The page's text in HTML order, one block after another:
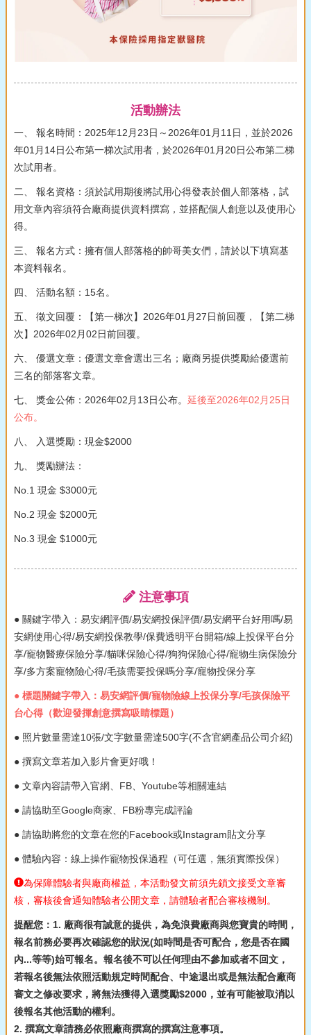
活動辦法
一、 報名時間：2025年12月23日～2026年01月11日，並於2026
年01月14日公布第一梯次試用者，於2026年01月20日公布第二梯
次試用者。
二、 報名資格：須於試用期後將試用心得發表於個人部落格，試
用文章內容須符合廠商提供資料撰寫，並搭配個人創意以及使用心
得。
三、 報名方式：擁有個人部落格的帥哥美女們，請於以下填寫基
本資料報名。
四、 活動名額：15名。
五、 徵文回覆：【第一梯次】2026年01月27日前回覆，【第二梯
次】2026年02月02日前回覆。
六、 優選文章：優選文章會選出三名；廠商另提供獎勵給優選前
三名的部落客文章。
七、 獎金公佈：2026年02月13日公布。 延後至2026年02月25日
公布。
八、 入選獎勵：現金$2000
九、 獎勵辦法：
No.1 現金 $3000元
No.2 現金 $2000元
No.3 現金 $1000元
注意事項
● 關鍵字帶入：易安網評價/易安網投保評價/易安網平台好用嗎/易
安網使用心得/易安網投保教學/保費透明平台開箱/線上投保平台分
享/寵物醫療保險分享/貓咪保險心得/狗狗保險心得/寵物生病保險分
享/多方案寵物險心得/毛孩需要投保嗎分享/寵物投保分享
● 標題關鍵字帶入：易安網評價/寵物險線上投保分享/毛孩保險平
台心得（歡迎發揮創意撰寫吸睛標題）
● 照片數量需達10張/文字數量需達500字(不含官網產品公司介紹)
● 撰寫文章若加入影片會更好哦！
● 文章內容請帶入官網、FB、Youtube等相關連結
● 請協助至Google商家、FB粉專完成評論
● 請協助將您的文章在您的Facebook或Instagram貼文分享
● 體驗內容：線上操作寵物投保過程（可任選，無須實際投保）
為保障體驗者與廠商權益，本活動發文前須先鎖文接受文章審
核，審核後會通知體驗者公開文章，請體驗者配合審核機制。
提醒您：1. 廠商很有誠意的提供，為免浪費廠商與您寶貴的時間，
報名前務必要再次確認您的狀況(如時間是否可配合，您是否在國
內...等等)始可報名。報名後不可以任何理由不參加或者不回文，
若報名後無法依照活動規定時間配合、中途退出或是無法配合廠商
審文之修改要求，將無法獲得入選獎勵$2000，並有可能被取消以
後報名其他活動的權利。
2. 撰寫文章請務必依照廠商撰寫的撰寫注意事項。